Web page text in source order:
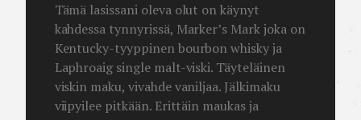
Tämä lasissani oleva olut on käynyt
kahdessa tynnyrissä, Marker’s Mark joka on
Kentucky-tyyppinen bourbon whisky ja
Laphroaig single malt-viski. Täyteläinen
viskin maku, vivahde vaniljaa. Jälkimaku
viipyilee pitkään. Erittäin maukas ja